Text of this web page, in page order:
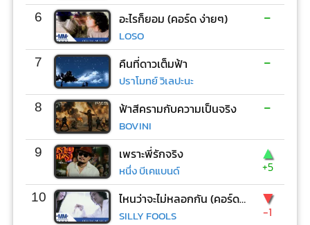
6 อะไรก็ยอม (คอร์ด ง่ายๆ)
LOSO
-
7 คืนที่ดาวเต็มฟ้า
ปราโมทย์ วิเลปะนะ
-
8 ฟ้าสีครามกับความเป็นจริง
BOVINI
-
9 เพราะพี่รักจริง
หนึ่ง บีเคแบนด์
▲
+5
10 ไหนว่าจะไม่หลอกกัน (คอร์ด ง่ายๆ)
SILLY FOOLS
▼
-1